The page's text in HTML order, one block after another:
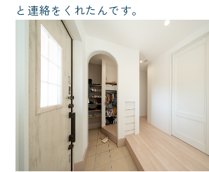
と連絡をくれたんです。